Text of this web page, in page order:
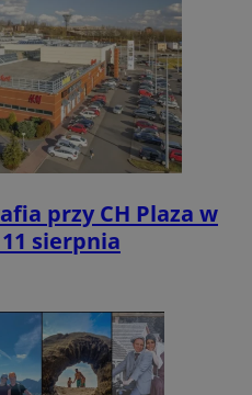
przy CH Plaza w
sierpnia